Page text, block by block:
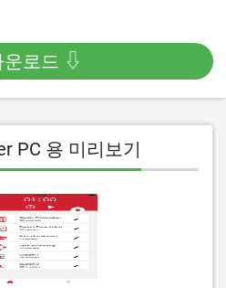
운로드 ⇩
PC 용 미리보기